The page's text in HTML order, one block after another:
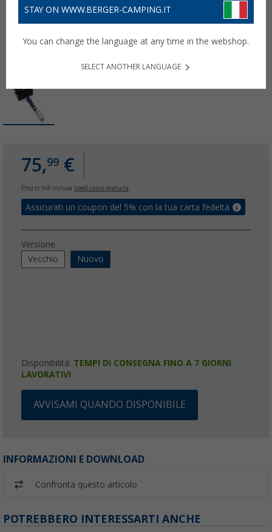
75,99 €
Prezzi IVA inclusa spedizione gratuita
Assicurati un coupon del 5% con la tua carta fedeltà
Versione
Vecchio
Nuovo
Disponibilità: TEMPI DI CONSEGNA FINO A 7 GIORNI
LAVORATIVI
AVVISAMI QUANDO DISPONIBILE
INFORMAZIONI E DOWNLOAD
Confronta questo articolo
POTREBBERO INTERESSARTI ANCHE
STAY ON WWW.BERGER-CAMPING.IT
You can change the language at any time in the webshop.
SELECT ANOTHER LANGUAGE